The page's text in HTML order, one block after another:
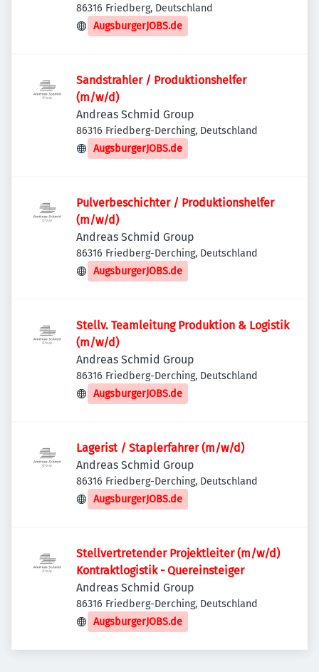
86316 Friedberg, Deutschland
AugsburgerJOBS.de
Sandstrahler / Produktionshelfer
(m/w/d)
Andreas Schmid Group
86316 Friedberg-Derching, Deutschland
AugsburgerJOBS.de
Pulverbeschichter / Produktionshelfer
(m/w/d)
Andreas Schmid Group
86316 Friedberg-Derching, Deutschland
AugsburgerJOBS.de
Stellv. Teamleitung Produktion & Logistik
(m/w/d)
Andreas Schmid Group
86316 Friedberg-Derching, Deutschland
AugsburgerJOBS.de
Lagerist / Staplerfahrer (m/w/d)
Andreas Schmid Group
86316 Friedberg-Derching, Deutschland
AugsburgerJOBS.de
Stellvertretender Projektleiter (m/w/d)
Kontraktlogistik - Quereinsteiger
Andreas Schmid Group
86316 Friedberg-Derching, Deutschland
AugsburgerJOBS.de